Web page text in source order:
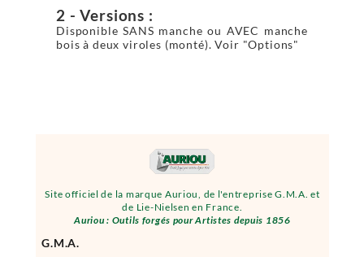
Site officiel de la marque Auriou, de l'entreprise G.M.A. et
de Lie-Nielsen en France.
Auriou : Outils forgés pour Artistes depuis 1856
G.M.A.
2 - Versions :
Disponible SANS manche ou AVEC manche
bois à deux viroles (monté). Voir "Options"